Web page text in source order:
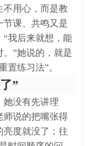
不用心，而是教
课、共鸣又是
“我后来就想，能
”她说的，就是
练习法”。
”
她没有先讲理
师说的把嘴张得
亮度就没了；往